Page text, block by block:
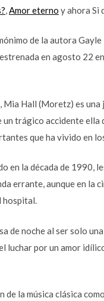
Amor eterno y ahora Si
de la autora
en agosto 22
Mia Hall (Moretz) es
trágico accidente ella
que ha vivido en
en la década de 1990,
errante, aunque en la
hospital.
de noche al ser solo
luchar por un amor
de la música clásica